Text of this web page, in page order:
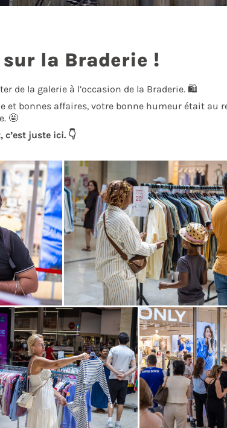
la Braderie !
de la galerie à l’occasion de la Braderie. 🛍️
bonnes affaires, votre bonne humeur était au
🤩
juste ici. 👇